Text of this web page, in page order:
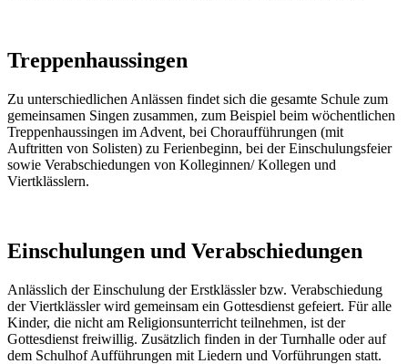
Treppenhaussingen
Zu unterschiedlichen Anlässen findet sich die gesamte Schule zum
gemeinsamen Singen zusammen, zum Beispiel beim wöchentlichen
Treppenhaussingen im Advent, bei Choraufführungen (mit
Auftritten von Solisten) zu Ferienbeginn, bei der Einschulungsfeier
sowie Verabschiedungen von Kolleginnen/ Kollegen und
Viertklässlern.
Einschulungen und Verabschiedungen
Anlässlich der Einschulung der Erstklässler bzw. Verabschiedung
der Viertklässler wird gemeinsam ein Gottesdienst gefeiert. Für alle
Kinder, die nicht am Religionsunterricht teilnehmen, ist der
Gottesdienst freiwillig. Zusätzlich finden in der Turnhalle oder auf
dem Schulhof Aufführungen mit Liedern und Vorführungen statt.